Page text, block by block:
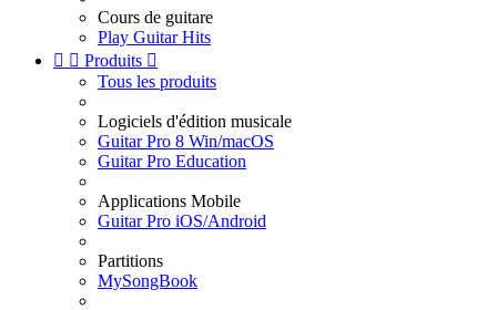
Cours de guitare
Play Guitar Hits
  Produits 
Tous les produits
Logiciels d'édition musicale
Guitar Pro 8 Win/macOS
Guitar Pro Education
Applications Mobile
Guitar Pro iOS/Android
Partitions
MySongBook